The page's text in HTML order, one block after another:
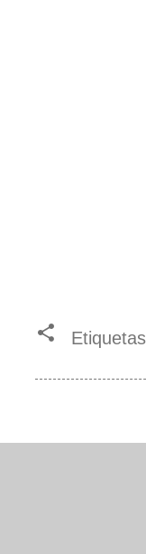
Etiquetas